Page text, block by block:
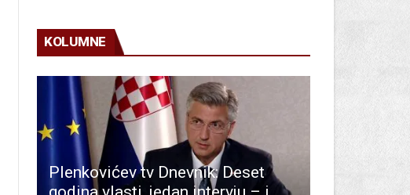
KOLUMNE
Plenkovićev tv Dnevnik: Deset